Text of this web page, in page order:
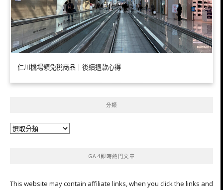
仁川機場領免稅商品｜後續退款心得
分類
分
GA4即時熱門文章
This website may contain affiliate links, when you click the links and